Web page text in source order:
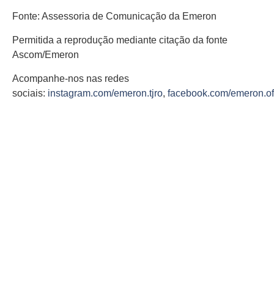
Fonte: Assessoria de Comunicação da Emeron
Permitida a reprodução mediante citação da fonte
Ascom/Emeron
Acompanhe-nos nas redes
sociais: instagram.com/emeron.tjro, facebook.com/